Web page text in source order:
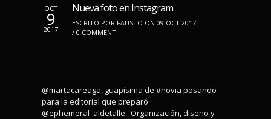
OCT
9
2017
Nueva foto en Instagram
ESCRITO POR FAUSTO ON 09 OCT 2017
/ 0 COMMENT
@martacareaga, guapísima de #novia posando
para la editorial que preparó
@ephemeral_aldetalle . Organización, diseño y